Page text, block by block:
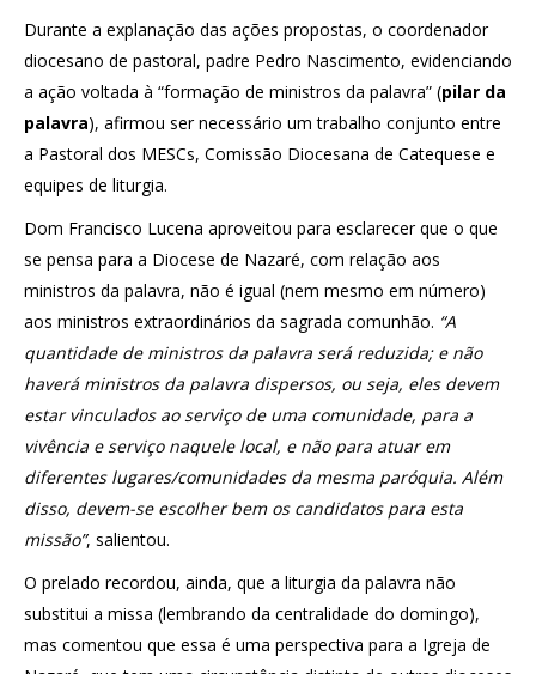
Durante a explanação das ações propostas, o coordenador
diocesano de pastoral, padre Pedro Nascimento, evidenciando
a ação voltada à “formação de ministros da palavra” (pilar da
palavra), afirmou ser necessário um trabalho conjunto entre
a Pastoral dos MESCs, Comissão Diocesana de Catequese e
equipes de liturgia.
Dom Francisco Lucena aproveitou para esclarecer que o que
se pensa para a Diocese de Nazaré, com relação aos
ministros da palavra, não é igual (nem mesmo em número)
aos ministros extraordinários da sagrada comunhão. “A
quantidade de ministros da palavra será reduzida; e não
haverá ministros da palavra dispersos, ou seja, eles devem
estar vinculados ao serviço de uma comunidade, para a
vivência e serviço naquele local, e não para atuar em
diferentes lugares/comunidades da mesma paróquia. Além
disso, devem-se escolher bem os candidatos para esta
missão”, salientou.
O prelado recordou, ainda, que a liturgia da palavra não
substitui a missa (lembrando da centralidade do domingo),
mas comentou que essa é uma perspectiva para a Igreja de